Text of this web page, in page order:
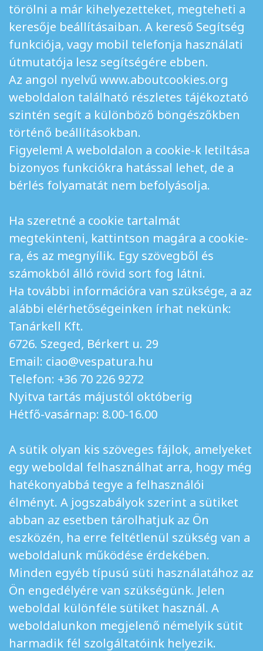
törölni a már kihelyezetteket, megteheti a
keresője beállításaiban. A kereső Segítség
funkciója, vagy mobil telefonja használati
útmutatója lesz segítségére ebben.
Az angol nyelvű www.aboutcookies.org
weboldalon található részletes tájékoztató
szintén segít a különböző böngészőkben
történő beállításokban.
Figyelem! A weboldalon a cookie-k letiltása
bizonyos funkciókra hatással lehet, de a
bérlés folyamatát nem befolyásolja.
Ha szeretné a cookie tartalmát
megtekinteni, kattintson magára a cookie-
ra, és az megnyílik. Egy szövegből és
számokból álló rövid sort fog látni.
Ha további információra van szüksége, a az
alábbi elérhetőségeinken írhat nekünk:
Tanárkell Kft.
6726. Szeged, Bérkert u. 29
Email: ciao@vespatura.hu
Telefon: +36 70 226 9272
Nyitva tartás májustól októberig
Hétfő-vasárnap: 8.00-16.00
A sütik olyan kis szöveges fájlok, amelyeket
egy weboldal felhasználhat arra, hogy még
hatékonyabbá tegye a felhasználói
élményt. A jogszabályok szerint a sütiket
abban az esetben tárolhatjuk az Ön
eszközén, ha erre feltétlenül szükség van a
weboldalunk működése érdekében.
Minden egyéb típusú süti használatához az
Ön engedélyére van szükségünk. Jelen
weboldal különféle sütiket használ. A
weboldalunkon megjelenő némelyik sütit
harmadik fél szolgáltatóink helyezik.